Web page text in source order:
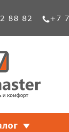
88 82 +7